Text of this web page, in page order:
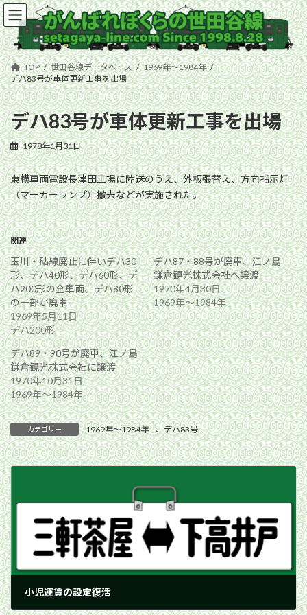
コ
ン
テ
ン
ツ
へ
ス
キ
ッ
プ
ナ
ビ
ゲ
ー
シ
ョ
ン
に
移
動
TOP 世田谷線データベース
1969年〜1984年
デハ83号が車体更新工事を出場
デハ83号が車体更新工事を出場
1978年1月31日
東横車両電設長津田工場に陸送のうえ、外板張替え、方向指示灯
（マーカーランプ）撤去などが実施された。
関連
玉川・砧線廃止に伴いデハ30
形、デハ40形、デハ60形、デ
ハ200形の全車両、デハ80形
の一部が廃車
1969年5月11日
デハ200形
デハ87・88号が廃車、江ノ島
鎌倉観光株式会社へ譲渡
1970年4月30日
1969年〜1984年
デハ89・90号が廃車、江ノ島
鎌倉観光株式会社に譲渡
1970年10月31日
1969年〜1984年
カテゴリー 1969年〜1984年 、デハ83号
小児運賃の設定復活